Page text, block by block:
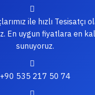
ile hızlı Tesisatçı
En uygun fiyatlara en
sunuyoruz.
+90 535 217 50 74